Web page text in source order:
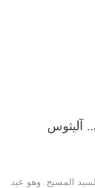
آليثوس
المسيح. وهو عيد